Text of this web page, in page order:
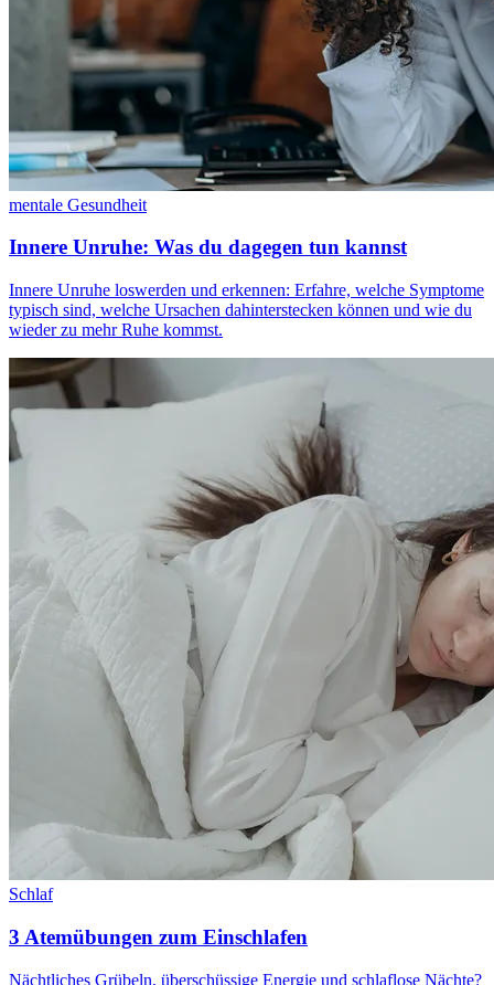
mentale Gesundheit
Innere Unruhe: Was du dagegen tun kannst
Innere Unruhe loswerden und erkennen: Erfahre, welche Symptome
typisch sind, welche Ursachen dahinterstecken können und wie du
wieder zu mehr Ruhe kommst.
Schlaf
3 Atemübungen zum Einschlafen
Nächtliches Grübeln, überschüssige Energie und schlaflose Nächte?